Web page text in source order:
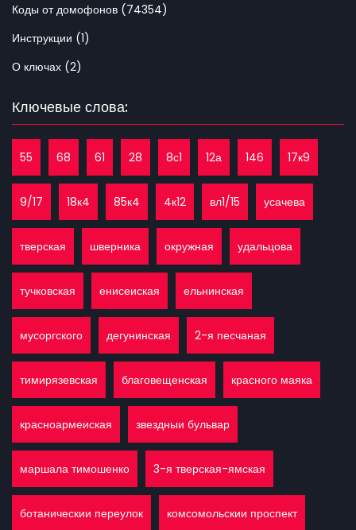
Коды от домофонов (74354)
Инструкции (1)
О ключах (2)
Ключевые слова:
55 68 61 28 8с1 12а 146 17к9
9/17 18к4 85к4 4к12 вл1/15 усачева
тверская шверника окружная удальцова
тучковская енисеиская ельнинская
мусоргского дегунинская 2-я песчаная
тимирязевская благовещенская красного маяка
красноармеиская звездныи бульвар
маршала тимошенко 3-я тверская-ямская
ботаническии переулок комсомольскии проспект